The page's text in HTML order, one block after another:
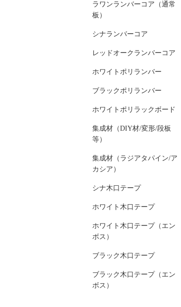
ラワンランバーコア（通常
板）
シナランバーコア
レッドオークランバーコア
ホワイトポリランバー
ブラックポリランバー
ホワイトポリラックボード
集成材（DIY材/変形/段板
等）
集成材（ラジアタパイン/ア
カシア）
シナ木口テープ
ホワイト木口テープ
ホワイト木口テープ（エン
ボス）
ブラック木口テープ
ブラック木口テープ（エン
ボス）